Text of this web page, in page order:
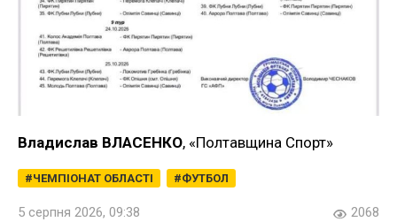
Владислав ВЛАСЕНКО, «Полтавщина Спорт»
ЧЕМПІОНАТ ОБЛАСТІ ФУТБОЛ
5 серпня 2026, 09:38 2068